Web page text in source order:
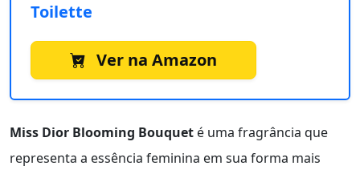
Toilette
Ver na Amazon
Miss Dior Blooming Bouquet é uma fragrância que
representa a essência feminina em sua forma mais